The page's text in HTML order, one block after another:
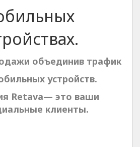
.
объединив трафик
устройств.
Retava— это ваши
клиенты.